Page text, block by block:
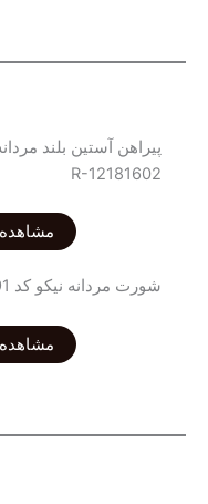
R-12181602
شورت مردانه نیکو کد 191 مجموعه 6 عددی